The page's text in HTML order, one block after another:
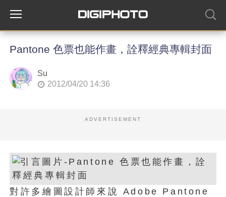
Pantone 色票也能作畫，詮釋經典專輯封面
Su
2012/04/20 14:36
ADVERTISEMENT
對許多繪圖設計師來說 Adobe Pantone